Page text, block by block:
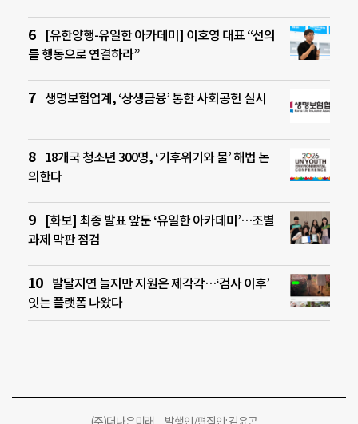
[유한양행-유일한 아카데미] 이호영 대표 “선의
를 행동으로 연결하라”
생명보험업계, ‘상생금융’ 통한 사회공헌 실시
18개국 청소년 300명, ‘기후위기와 물’ 해법 논
의한다
[화보] 최종 발표 앞둔 ‘유일한 아카데미’…조별
과제 막판 점검
발달지연 늘지만 지원은 제각각…‘검사 이후’
잇는 플랫폼 나왔다